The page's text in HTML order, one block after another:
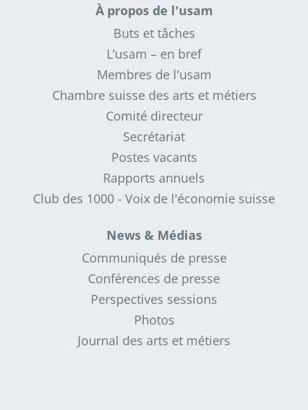
À propos de l'usam
Buts et tâches
L’usam – en bref
Membres de l'usam
Chambre suisse des arts et métiers
Comité directeur
Secrétariat
Postes vacants
Rapports annuels
Club des 1000 - Voix de l'économie suisse
News & Médias
Communiqués de presse
Conférences de presse
Perspectives sessions
Photos
Journal des arts et métiers